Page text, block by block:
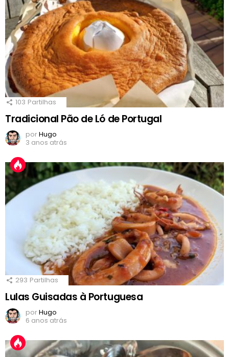
103 Partilhas
Tradicional Pão de Ló de Portugal
porHugo
3 anos atrás
293 Partilhas
Lulas Guisadas à Portuguesa
porHugo
6 anos atrás